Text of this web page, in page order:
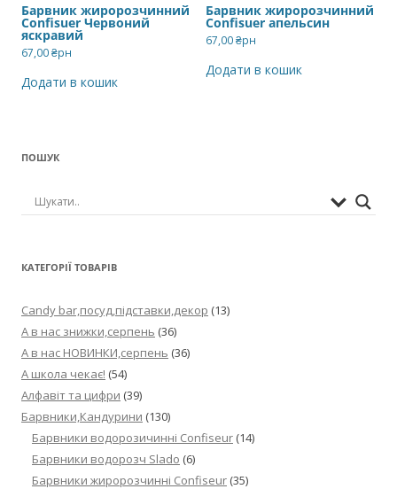
Барвник жиророзчинний
Confisuer Червоний
яскравий
67,00₴рн
Додати в кошик
Барвник жиророзчинний
Confisuer апельсин
67,00₴рн
Додати в кошик
ПОШУК
КАТЕГОРІЇ ТОВАРІВ
Candy bar,посуд,підставки,декор (13)
А в нас знижки,серпень (36)
А в нас НОВИНКИ,серпень (36)
А школа чекає! (54)
Алфавіт та цифри (39)
Барвники,Кандурини (130)
Барвники водорозичинні Confiseur (14)
Барвники водорозч Slado (6)
Барвники жиророзчинні Confiseur (35)